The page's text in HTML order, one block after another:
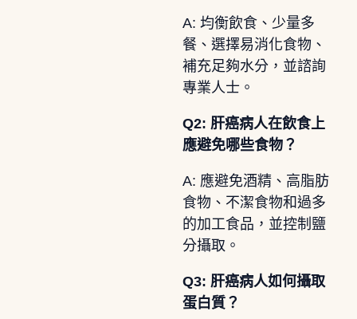
A: 均衡飲食、少量多
餐、選擇易消化食物、
補充足夠水分，並諮詢
專業人士。
Q2: 肝癌病人在飲食上
應避免哪些食物？
A: 應避免酒精、高脂肪
食物、不潔食物和過多
的加工食品，並控制鹽
分攝取。
Q3: 肝癌病人如何攝取
蛋白質？